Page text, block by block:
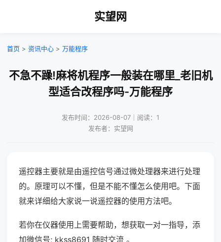
实望网
首页 > 资讯中心 > 万能程序
不急不躁!麻将机程序一般装在哪里_老旧机
型适合改程序吗-万能程序
发布时间：2026-08-07｜阅读：1
发布者：实望网
遥控器主要就是由遥控信号通过微处理器来进行处理
的。原理可以不懂，但是不能不懂怎么使用吧。下面
就来详细给大家说一说遥控器的使用方法吧。
若你在仪器使用上需要帮助，想获取一对一指导，添
加微信号; kkss8691 随时交流 。